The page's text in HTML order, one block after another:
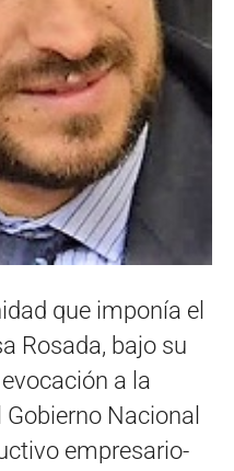
que imponía el
Rosada, bajo su
a la
Nacional
empresario-